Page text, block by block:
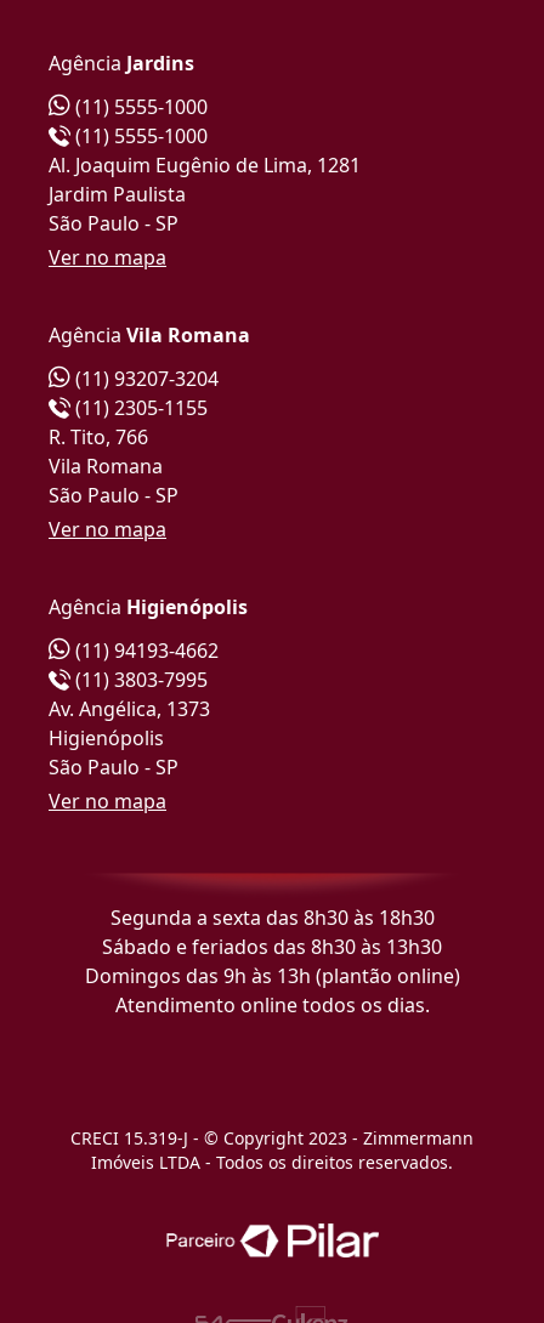
Agência Jardins
(11) 5555-1000
(11) 5555-1000
Al. Joaquim Eugênio de Lima, 1281
Jardim Paulista
São Paulo - SP
Ver no mapa
Agência Vila Romana
(11) 93207-3204
(11) 2305-1155
R. Tito, 766
Vila Romana
São Paulo - SP
Ver no mapa
Agência Higienópolis
(11) 94193-4662
(11) 3803-7995
Av. Angélica, 1373
Higienópolis
São Paulo - SP
Ver no mapa
Segunda a sexta das 8h30 às 18h30
Sábado e feriados das 8h30 às 13h30
Domingos das 9h às 13h (plantão online)
Atendimento online todos os dias.
CRECI 15.319-J - © Copyright 2023 - Zimmermann
Imóveis LTDA - Todos os direitos reservados.